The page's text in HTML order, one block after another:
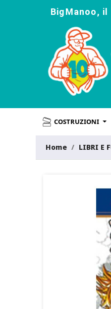
BigManoo,
COSTRUZIONI
Home LIBRI E